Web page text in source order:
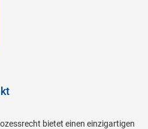
bietet einen einzigartigen